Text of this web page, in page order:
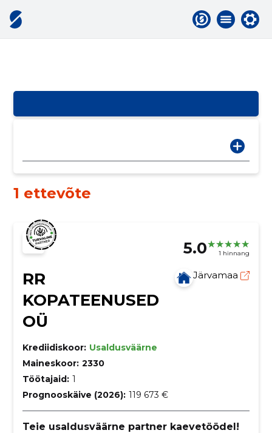
1 ettevõte
5.0 1 hinnang
RR
KOPATEENUSED
OÜ
Järvamaa
Krediidiskoor: Usaldusväärne
Maineskoor: 2330
Töötajaid: 1
Prognooskäive (2026): 119 673 €
Teie usaldusväärne partner kaevetöödel!